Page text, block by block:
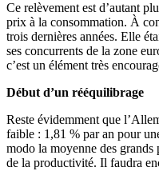
Ce relèvement est d’autant
prix à la consommation. À
trois dernières années. Elle
ses concurrents de la zone
c’est un élément très
Début d’un rééquilibrage
Reste évidemment que
faible : 1,81 % par an pour
modo la moyenne des grands
de la productivité. Il faudra